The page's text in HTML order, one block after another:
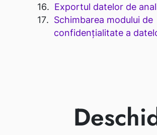
Exportul datelor de
Schimbarea modului de
confidențialitate a